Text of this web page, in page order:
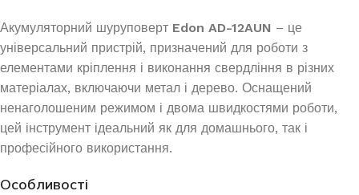
Акумуляторний шуруповерт Edon AD-12AUN – це
універсальний пристрій, призначений для роботи з
елементами кріплення і виконання свердління в різних
матеріалах, включаючи метал і дерево. Оснащений
ненаголошеним режимом і двома швидкостями роботи,
цей інструмент ідеальний як для домашнього, так і
професійного використання.
Особливості